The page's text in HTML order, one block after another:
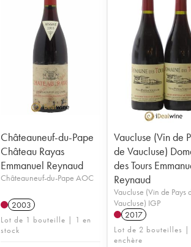
Châteauneuf-du-Pape
Château Rayas
Emmanuel Reynaud
Châteauneuf-du-Pape AOC
2003
Lot de 1 bouteille | 1 en
stock
Vaucluse (Vin de
de Vaucluse)
des Tours
Reynaud
Vaucluse (Vin de Pays
Vaucluse) IGP
2017
Lot de 2 bouteilles |
enchère